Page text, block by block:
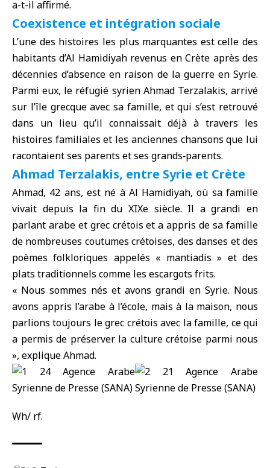
a-t-il affirmé.
Coexistence et intégration sociale
L’une des histoires les plus marquantes est celle des
habitants d’Al Hamidiyah revenus en Crète après des
décennies d’absence en raison de la guerre en Syrie.
Parmi eux, le réfugié syrien Ahmad Terzalakis, arrivé
sur l’île grecque avec sa famille, et qui s’est retrouvé
dans un lieu qu’il connaissait déjà à travers les
histoires familiales et les anciennes chansons que lui
racontaient ses parents et ses grands‑parents.
Ahmad Terzalakis, entre Syrie et Crète
Ahmad, 42 ans, est né à Al Hamidiyah, où sa famille
vivait depuis la fin du XIXe siècle. Il a grandi en
parlant arabe et grec crétois et a appris de sa famille
de nombreuses coutumes crétoises, des danses et des
poèmes folkloriques appelés « mantiadis » et des
plats traditionnels comme les escargots frits.
« Nous sommes nés et avons grandi en Syrie. Nous
avons appris l’arabe à l’école, mais à la maison, nous
parlions toujours le grec crétois avec la famille, ce qui
a permis de préserver la culture crétoise parmi nous
», explique Ahmad.
Wh/ rf.